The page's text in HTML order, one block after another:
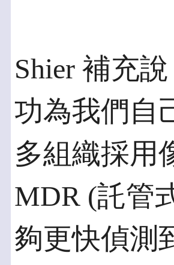
Shier 補充
功為我們自
多組織採用
MDR (託管
夠更快偵測